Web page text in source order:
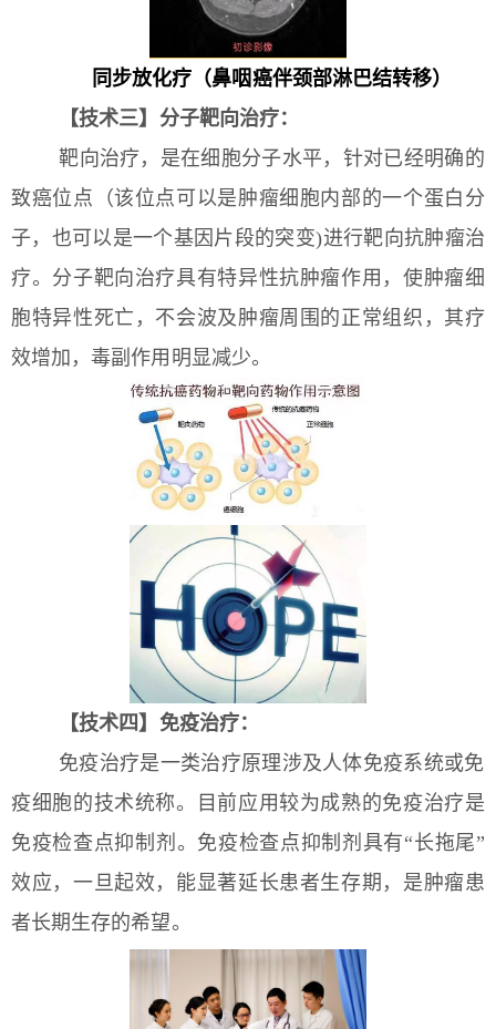
同步放化疗（鼻咽癌伴颈部淋巴结转移）
【技术三】分子靶向治疗：
靶向治疗，是在细胞分子水平，针对已经明确的
致癌位点（该位点可以是肿瘤细胞内部的一个蛋白分
子，也可以是一个基因片段的突变)进行靶向抗肿瘤治
疗。分子靶向治疗具有特异性抗肿瘤作用，使肿瘤细
胞特异性死亡，不会波及肿瘤周围的正常组织，其疗
效增加，毒副作用明显减少。
【技术四】免疫治疗：
免疫治疗是一类治疗原理涉及人体免疫系统或免
疫细胞的技术统称。目前应用较为成熟的免疫治疗是
免疫检查点抑制剂。免疫检查点抑制剂具有“长拖尾”
效应，一旦起效，能显著延长患者生存期，是肿瘤患
者长期生存的希望。